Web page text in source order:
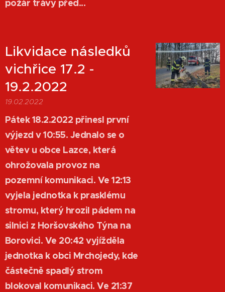
požár trávy před...
Likvidace následků
vichřice 17.2 -
19.2.2022
19.02.2022
Pátek 18.2.2022 přinesl první
výjezd v 10:55. Jednalo se o
větev u obce Lazce, která
ohrožovala provoz na
pozemní komunikaci. Ve 12:13
vyjela jednotka k prasklému
stromu, který hrozil pádem na
silnici z Horšovského Týna na
Borovici. Ve 20:42 vyjížděla
jednotka k obci Mrchojedy, kde
částečně spadlý strom
blokoval komunikaci. Ve 21:37